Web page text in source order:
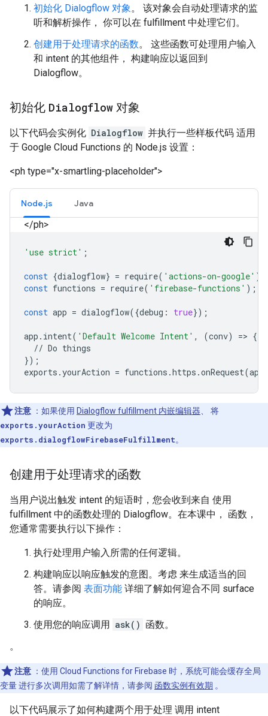
初始化 Dialogflow 对象 。 该对象会自动处理请求的监
听和解析操作， 你可以在 fulfillment 中处理它们。
创建用于处理请求的函数。 这些函数可处理用户输入
和 intent 的其他组件， 构建响应以返回到
Dialogflow。
初始化 Dialogflow 对象
以下代码会实例化 Dialogflow 并执行一些样板代码 适用
于 Google Cloud Functions 的 Node.js 设置：
<ph type="x-smartling-placeholder">
Node.js Java
</ph>
'use strict' ;
const {dialogflow} = require( 'actions-on-google' );
const functions = require( 'firebase-functions' );
const app = dialogflow({debug : true});
app . intent( 'Default Welcome Intent' , (conv) => {
// Do things
});
exports .yourAction = functions .https .onRequest(app
注意 ：如果使用 Dialogflow fulfillment 内嵌编辑器 、 将
exports.yourAction 更改为
exports.dialogflowFirebaseFulfillment。
创建用于处理请求的函数
当用户说出触发 intent 的短语时，您会收到来自 使用
fulfillment 中的函数处理的 Dialogflow。在本课中， 函数，
您通常需要执行以下操作：
执行处理用户输入所需的任何逻辑。
构建响应以响应触发的意图。考虑 来生成适当的回
答。请参阅 表面功能 详细了解如何迎合不同 surface
的响应。
使用您的响应调用 ask() 函数。
。
注意 ：使用 Cloud Functions for Firebase 时，系统可能会缓存全局
变量 进行多次调用如需了解详情，请参阅 函数实例有效期 。
以下代码展示了如何构建两个用于处理 调用 intent